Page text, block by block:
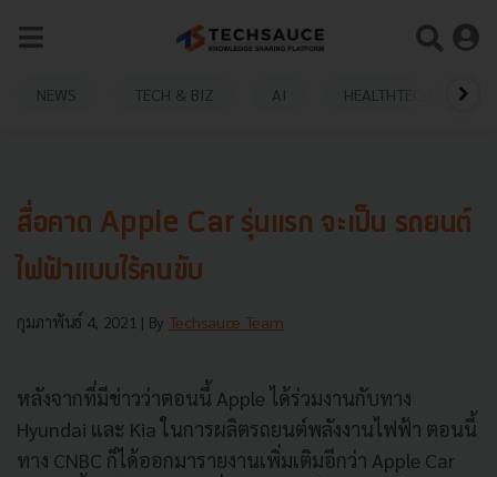
NEWS TECH & BIZ AI HEALTHTECH
สื่อคาด Apple Car รุ่นแรก จะเป็น รถยนต์
ไฟฟ้าแบบไร้คนขับ
กุมภาพันธ์ 4, 2021 | By Techsauce Team
หลังจากที่มีข่าวว่าตอนนี้ Apple ได้ร่วมงานกับทาง
Hyundai และ Kia ในการผลิตรถยนต์พลังงานไฟฟ้า ตอนนี้
ทาง CNBC ก็ได้ออกมารายงานเพิ่มเติมอีกว่า Apple Car